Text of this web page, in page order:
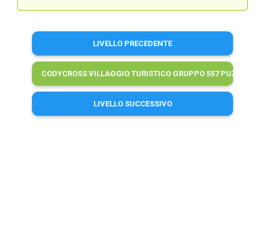
LIVELLO PRECEDENTE
CODYCROSS VILLAGGIO TURISTICO GRUPPO 557 PUZZLE 3
LIVELLO SUCCESSIVO